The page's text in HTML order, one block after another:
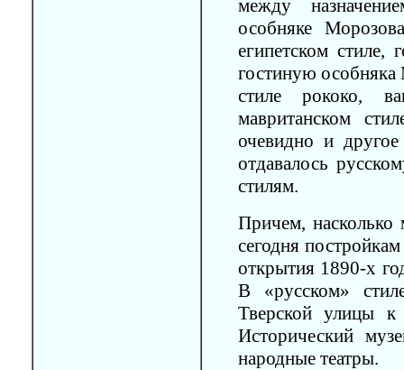
между
особняке
египетском
гостиную
стиле рококо,
мавританском
очевидно и
отдавалось
стилям.
Причем,
сегодня
открытия 1890-х
В «русском»
Тверской улицы к
Исторический
народные театры.